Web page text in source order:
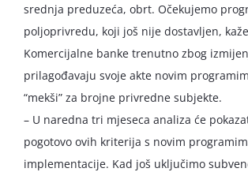
srednja preduzeća, obrt. Očekujemo
poljoprivredu, koji još nije dostavljen,
Komercijalne banke trenutno zbog
prilagođavaju svoje akte novim
“mekši” za brojne privredne subjekte.
– U naredna tri mjeseca analiza će
pogotovo ovih kriterija s novim
implementacije. Kad još uključimo